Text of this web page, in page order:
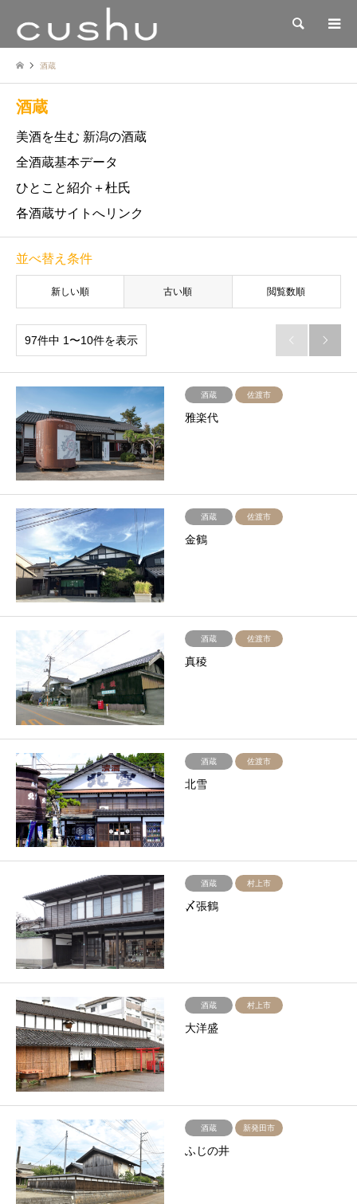
検索
酒蔵
酒蔵
美酒を生む 新潟の酒蔵
全酒蔵基本データ
ひとこと紹介＋杜氏
各酒蔵サイトへリンク
並べ替え条件
新しい順 古い順 閲覧数順
97件中 1〜10件を表示  
酒蔵 佐渡市
雅楽代
酒蔵 佐渡市
金鶴
酒蔵 佐渡市
真稜
酒蔵 佐渡市
北雪
酒蔵 村上市
〆張鶴
酒蔵 村上市
大洋盛
酒蔵 新発田市
ふじの井